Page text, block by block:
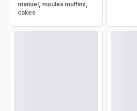
manuel, moules muffins,
cakes